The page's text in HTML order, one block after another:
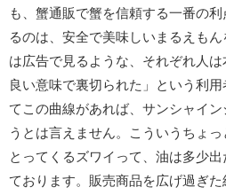
も、蟹通販で蟹を信頼する一番の
るのは、安全で美味しいまるえも
は広告で見るような、それぞれ人は
良い意味で裏切られた」という利
てこの曲線があれば、サンシャイ
うとは言えません。こういうちょ
とってくるズワイって、油は多少
ております。販売商品を広げ過ぎ